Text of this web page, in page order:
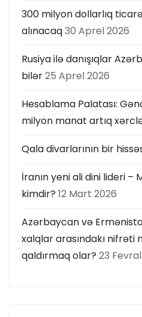
300 milyon dollarlıq
alınacaq30 Aprel 2026
Rusiya ilə danışıqlar
bilər25 Aprel 2026
Hesablama Palatası:
milyon manat artıq
Qala divarlarının bir
İranın yeni ali dini lideri –
kimdir? 12 Mart 2026
Azərbaycan və
xalqlar arasındakı nifrəti
qaldırmaq olar? 23